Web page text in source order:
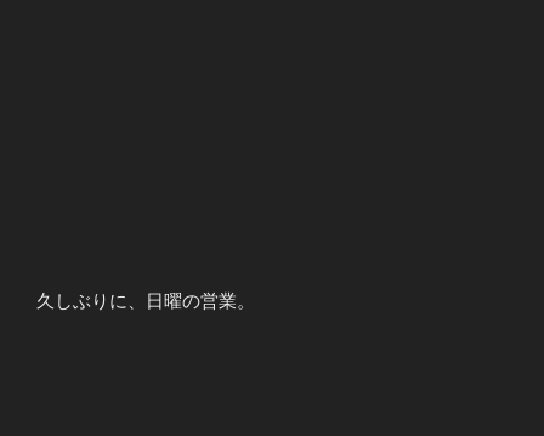
久しぶりに、日曜の営業。